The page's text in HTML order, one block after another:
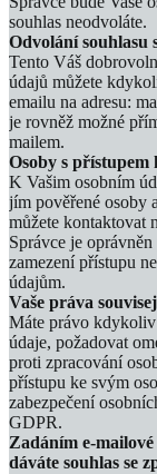
souhlas neodvoláte.
Odvolání souhlasu
Tento Váš
údajů můžete
emailu na adresu:
je rovněž možné
mailem.
Osoby s
K Vašim osobním
jím pověřené osoby
můžete kontaktovat
Správce je
zamezení přístupu
údajům.
Vaše práva
Máte právo
údaje, požadovat
proti zpracování
přístupu ke svým
zabezpečení
GDPR.
Zadáním e-
dáváte souhlas se